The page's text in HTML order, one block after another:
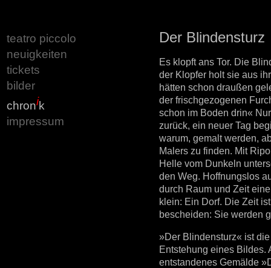
teatro piccolo
neuigkeiten
tickets
bilder
chronik
impressum
Der Blindensturz
Es klopft ans Tor. Die
der Klopfer holt sie aus
hätten schon draußen
der frischgezogenen
schon im Boden drin«
zurück, ein neuer Tag
warum, gemalt werden,
Malers zu finden. Mit
Helle vom Dunkeln
den Weg. Hoffnungslos
durch Raum und Zeit
klein: Ein Dorf. Die Zeit
bescheiden: Sie werden
»Der Blindensturz« ist
Entstehung eines Bildes.
entstandenes Gemälde